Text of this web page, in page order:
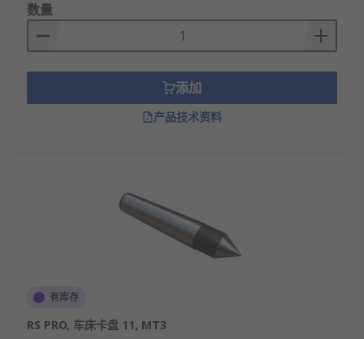
数量
添加
产品技术资料
有库存
RS PRO, 车床卡盘 11, MT3